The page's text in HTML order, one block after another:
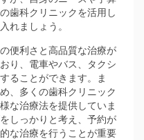
歯科クリニックを活用し
れましょう。
便利さと高品質な治療が
り、電車やバス、タクシ
ることができます。ま
、多くの歯科クリニック
な治療法を提供していま
しっかりと考え、予約が
な治療を行うことが重要